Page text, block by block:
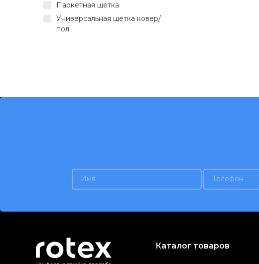
Паркетная щетка
Универсальная щетка ковер/
пол
Каталог товаров